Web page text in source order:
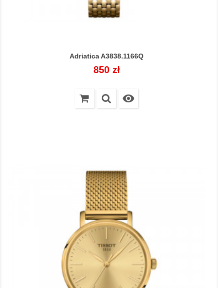
Adriatica A3838.1166Q
Cena
850 zł
